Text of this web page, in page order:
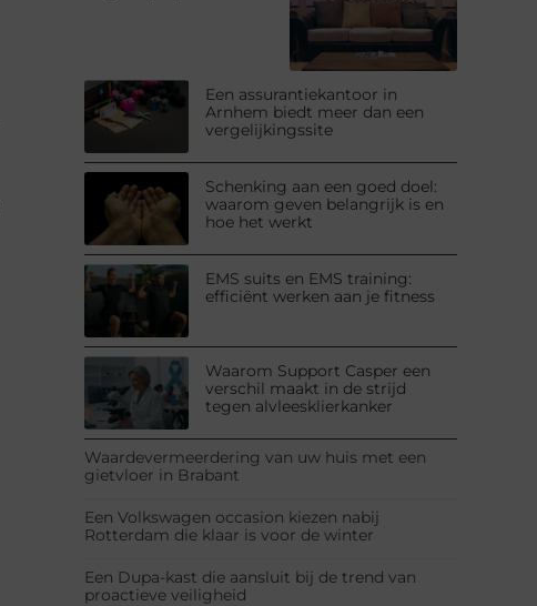
Een assurantiekantoor in
Arnhem biedt meer dan een
vergelijkingssite
Schenking aan een goed doel:
waarom geven belangrijk is en
hoe het werkt
EMS suits en EMS training:
efficiënt werken aan je fitness
Waarom Support Casper een
verschil maakt in de strijd
tegen alvleesklierkanker
Waardevermeerdering van uw huis met een
gietvloer in Brabant
Een Volkswagen occasion kiezen nabij
Rotterdam die klaar is voor de winter
Een Dupa-kast die aansluit bij de trend van
proactieve veiligheid